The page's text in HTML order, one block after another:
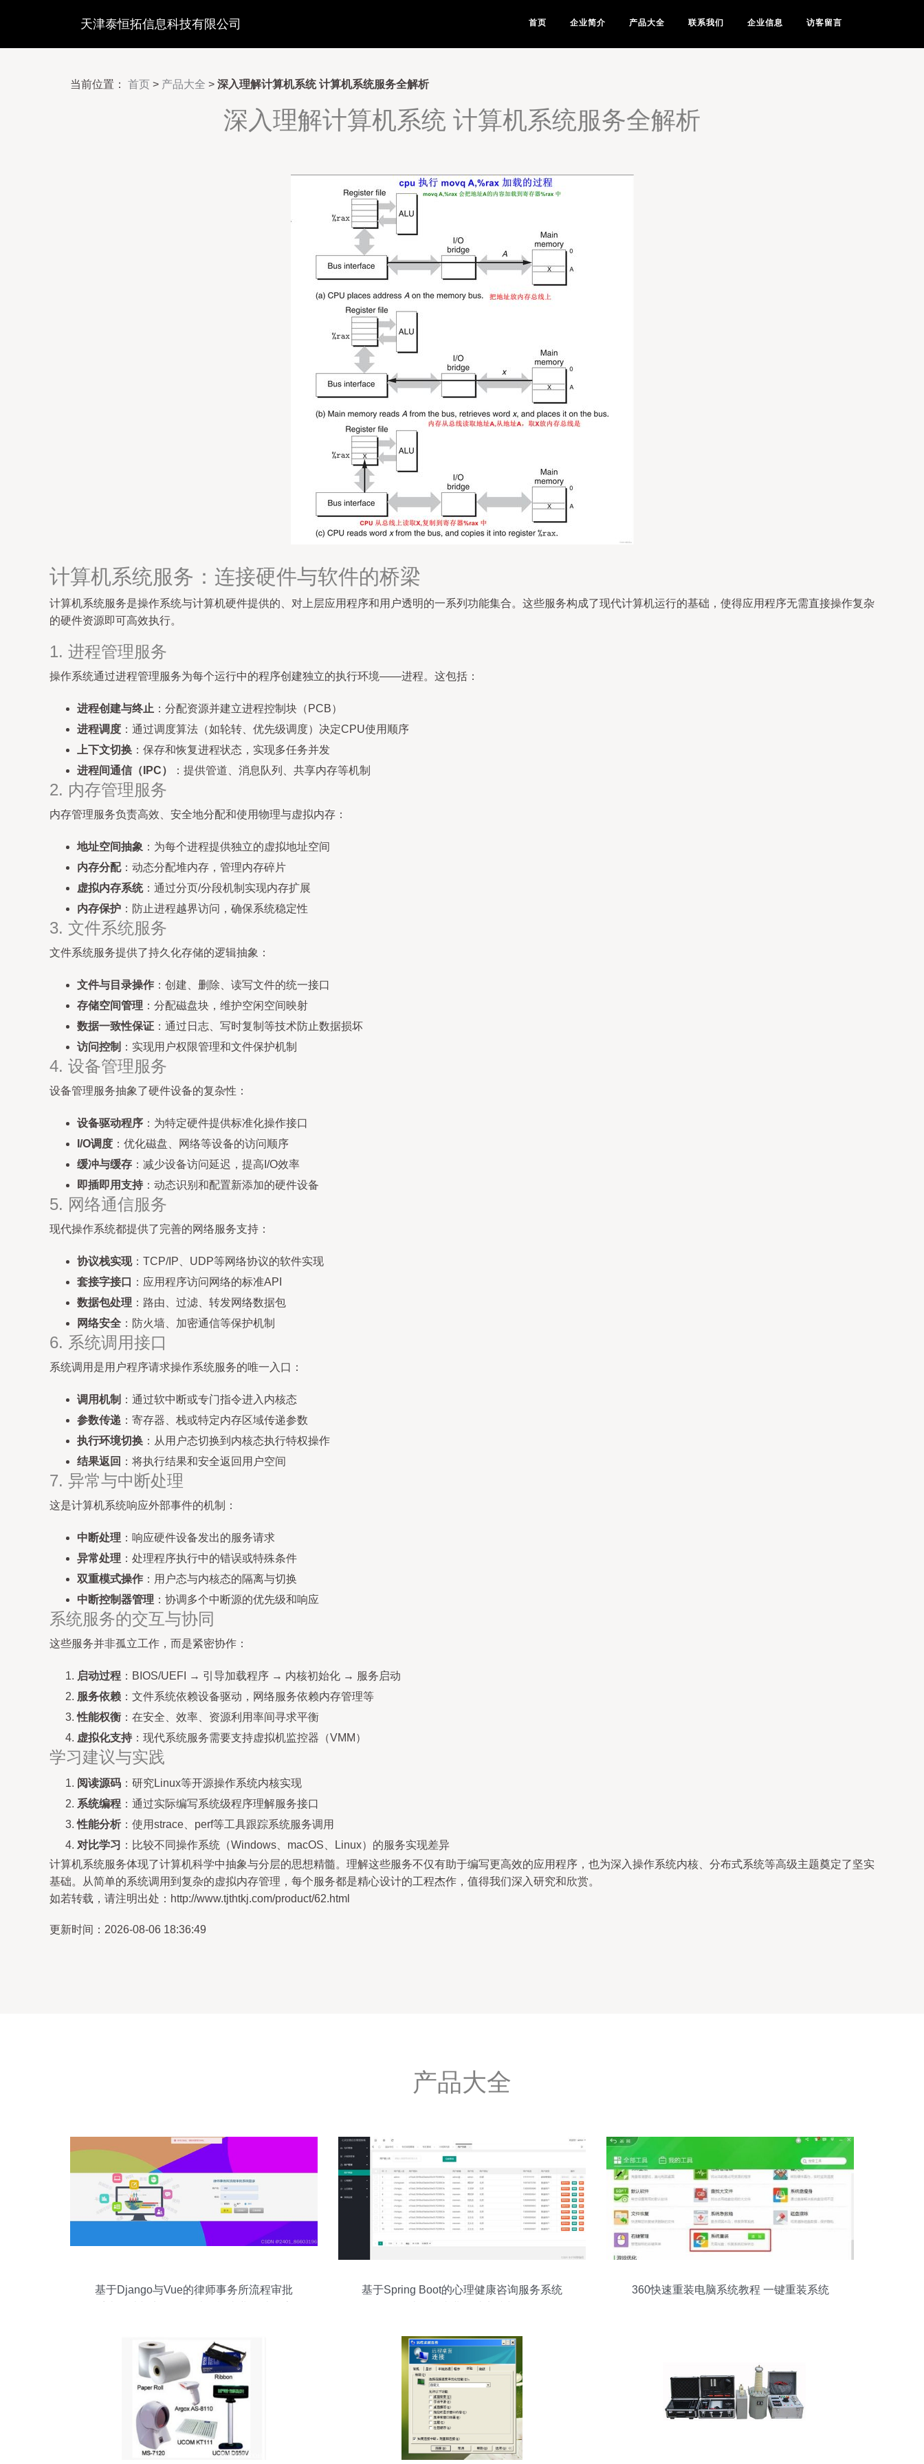
天津泰恒拓信息科技有限公司 首页 企业简介 产品大全 联系我们 企业信息 访客留言
当前位置： 首页 > 产品大全 > 深入理解计算机系统 计算机系统服务全解析
深入理解计算机系统 计算机系统服务全解析
计算机系统服务：连接硬件与软件的桥梁
计算机系统服务是操作系统与计算机硬件提供的、对上层应用程序和用户透明的一系列功能集合。这些服务构成了现代计算机运行的基础，使得应用程序无需直接操作复杂
的硬件资源即可高效执行。
1. 进程管理服务
操作系统通过进程管理服务为每个运行中的程序创建独立的执行环境——进程。这包括：
进程创建与终止 ：分配资源并建立进程控制块（PCB）
进程调度 ：通过调度算法（如轮转、优先级调度）决定CPU使用顺序
上下文切换 ：保存和恢复进程状态，实现多任务并发
进程间通信（IPC）
：提供管道、消息队列、共享内存等机制
2. 内存管理服务
内存管理服务负责高效、安全地分配和使用物理与虚拟内存：
地址空间抽象 ：为每个进程提供独立的虚拟地址空间
内存分配：动态分配堆内存，管理内存碎片
虚拟内存系统：通过分页/分段机制实现内存扩展
内存保护 ：防止进程越界访问，确保系统稳定性
3. 文件系统服务
文件系统服务提供了持久化存储的逻辑抽象：
文件与目录操作 ：创建、删除、读写文件的统一接口
存储空间管理 ：分配磁盘块，维护空闲空间映射
数据一致性保证 ：通过日志、写时复制等技术防止数据损坏
访问控制 ：实现用户权限管理和文件保护机制
4. 设备管理服务
设备管理服务抽象了硬件设备的复杂性：
设备驱动程序 ：为特定硬件提供标准化操作接口
I/O调度 ：优化磁盘、网络等设备的访问顺序
缓冲与缓存 ：减少设备访问延迟，提高I/O效率
即插即用支持 ：动态识别和配置新添加的硬件设备
5. 网络通信服务
现代操作系统都提供了完善的网络服务支持：
协议栈实现：TCP/IP、UDP等网络协议的软件实现
套接字接口
：应用程序访问网络的标准API
数据包处理 ：路由、过滤、转发网络数据包
网络安全 ：防火墙、加密通信等保护机制
6. 系统调用接口
系统调用是用户程序请求操作系统服务的唯一入口：
调用机制 ：通过软中断或专门指令进入内核态
参数传递 ：寄存器、栈或特定内存区域传递参数
执行环境切换 ：从用户态切换到内核态执行特权操作
结果返回 ：将执行结果和安全返回用户空间
7. 异常与中断处理
这是计算机系统响应外部事件的机制：
中断处理 ：响应硬件设备发出的服务请求
异常处理 ：处理程序执行中的错误或特殊条件
双重模式操作 ：用户态与内核态的隔离与切换
中断控制器管理 ：协调多个中断源的优先级和响应
系统服务的交互与协同
这些服务并非孤立工作，而是紧密协作：
启动过程 ：BIOS/UEFI → 引导加载程序 → 内核初始化 → 服务启动
服务依赖 ：文件系统依赖设备驱动，网络服务依赖内存管理等
性能权衡 ：在安全、效率、资源利用率间寻求平衡
虚拟化支持 ：现代系统服务需要支持虚拟机监控器（VMM）
学习建议与实践
阅读源码 ：研究Linux等开源操作系统内核实现
系统编程 ：通过实际编写系统级程序理解服务接口
性能分析 ：使用strace、perf等工具跟踪系统服务调用
对比学习 ：比较不同操作系统（Windows、macOS、Linux）的服务实现差异
计算机系统服务体现了计算机科学中抽象与分层的思想精髓。理解这些服务不仅有助于编写更高效的应用程序，也为深入操作系统内核、分布式系统等高级主题奠定了坚实
基础。从简单的系统调用到复杂的虚拟内存管理，每个服务都是精心设计的工程杰作，值得我们深入研究和欣赏。
如若转载，请注明出处：http://www.tjthtkj.com/product/62.html
更新时间：2026-08-06 18:36:49
产品大全
基于Django与Vue的律师事务所流程审批
基于Spring Boot的心理健康咨询服务系统
360快速重装电脑系统教程 一键重装系统